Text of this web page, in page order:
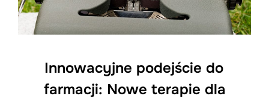
Innowacyjne podejście do
farmacji: Nowe terapie dla